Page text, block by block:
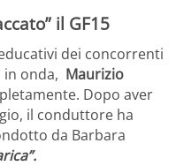
il GF15
dei concorrenti
onda, Maurizio
Dopo aver
il conduttore ha
da Barbara